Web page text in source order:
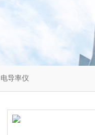
电导率仪